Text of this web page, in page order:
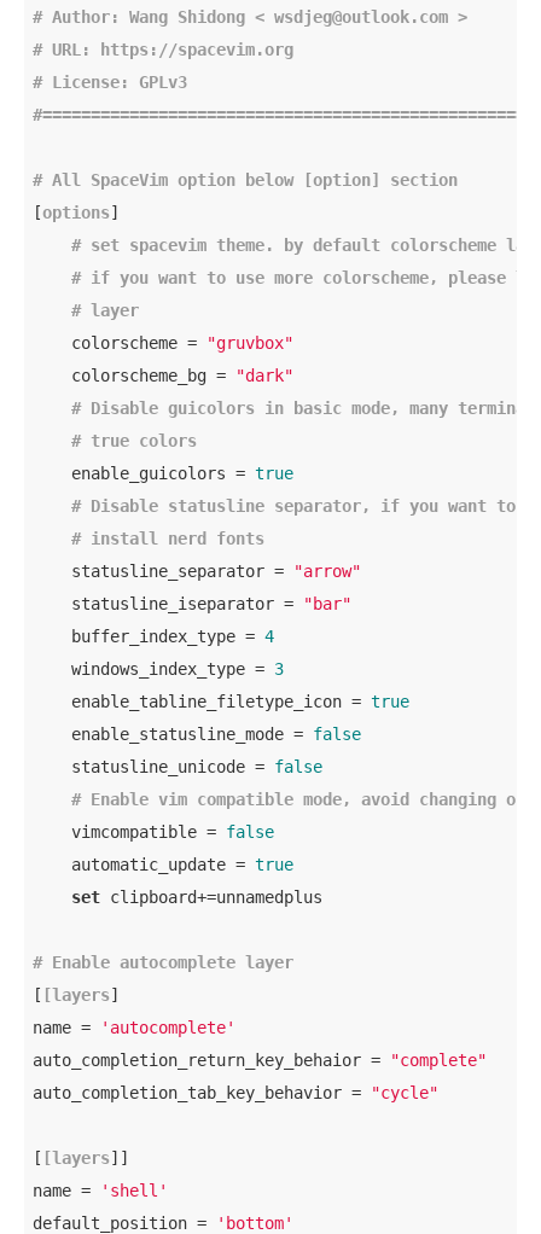
# Author: Wang Shidong < wsdjeg@outlook.com >
# URL: https://spacevim.org
# License: GPLv3
# All SpaceVim option below [option] section
[options]
# set spacevim theme. by default colorscheme
# if you want to use more colorscheme, please
# layer
    colorscheme =
"gruvbox"
    colorscheme_bg =
"dark"
# Disable guicolors in basic mode, many
# true colors
    enable_guicolors =
true
# Disable statusline separator, if you want to
# install nerd fonts
    statusline_separator =
"arrow"
    statusline_iseparator =
"bar"
    buffer_index_type =
4
    windows_index_type =
3
    enable_tabline_filetype_icon =
true
    enable_statusline_mode =
false
    statusline_unicode =
false
# Enable vim compatible mode, avoid changing
    vimcompatible =
false
    automatic_update =
true
set clipboard+=unnamedplus
# Enable autocomplete layer
[ [layers]
name =
'autocomplete'
auto_completion_return_key_behaior =
"complete"
auto_completion_tab_key_behavior =
"cycle"
[ [layers]]
name =
'shell'
default_position =
'bottom'